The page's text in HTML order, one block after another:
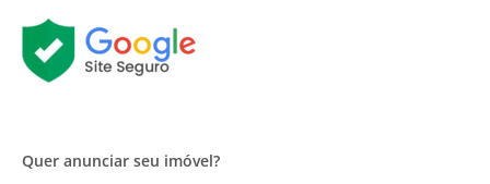
Quer anunciar seu imóvel?